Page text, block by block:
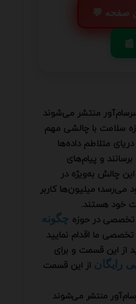
صفحه
سرسام‌آور منتشر می‌شوند
سلامت با چالشی مهم
متلاطم داده‌ها
و پیام‌های
چالش به‌ویژه در
میلیون‌ها کاربر
خود هستند.
تخصصی در حوزه چگونه
ما اقدام نمایید
از این قسمت و برای
رایگان از این قسمت
منتشر می‌شوند